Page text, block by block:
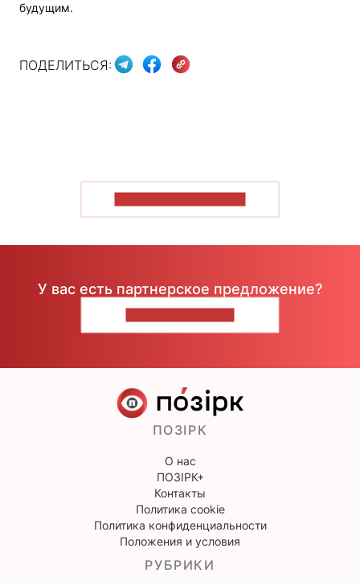
будущим.
ПОДЕЛИТЬСЯ:
У вас есть партнерское предложение?
ПОЗІРК
О нас
ПОЗІРК+
Контакты
Политика cookie
Политика конфиденциальности
Положения и условия
РУБРИКИ